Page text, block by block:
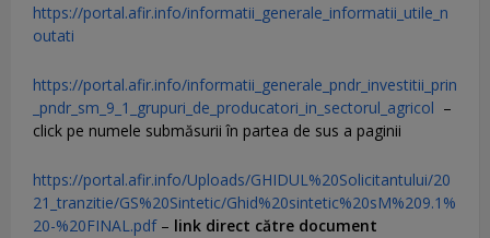
https://portal.afir.info/informatii_generale_informatii_utile_n
outati
https://portal.afir.info/informatii_generale_pndr_investitii_prin
_pndr_sm_9_1_grupuri_de_producatori_in_sectorul_agricol –
click pe numele submăsurii în partea de sus a paginii
https://portal.afir.info/Uploads/GHIDUL%20Solicitantului/20
21_tranzitie/GS%20Sintetic/Ghid%20sintetic%20sM%209.1%
20-%20FINAL.pdf– link direct către document